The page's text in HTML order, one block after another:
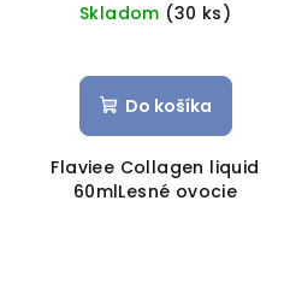
Skladom (30 ks)
Do košíka
Flaviee Collagen liquid
60mlLesné ovocie